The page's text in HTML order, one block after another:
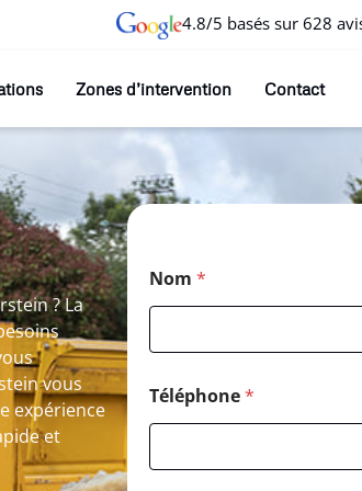
4.8/5 basés sur 628
Zones d’intervention Contact
? La
vous
expérience
et
Nom *
Téléphone*